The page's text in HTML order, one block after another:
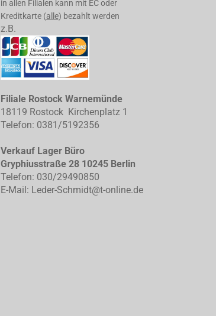
in allen Filialen kann mit EC oder
Kreditkarte (alle) bezahlt werden
z.B.
Filiale Rostock Warnemünde
18119 Rostock Kirchenplatz 1
Telefon: 0381/5192356
Verkauf Lager Büro
Gryphiusstraße 28 10245 Berlin
Telefon: 030/29490850
E-Mail: Leder-Schmidt@t-online.de